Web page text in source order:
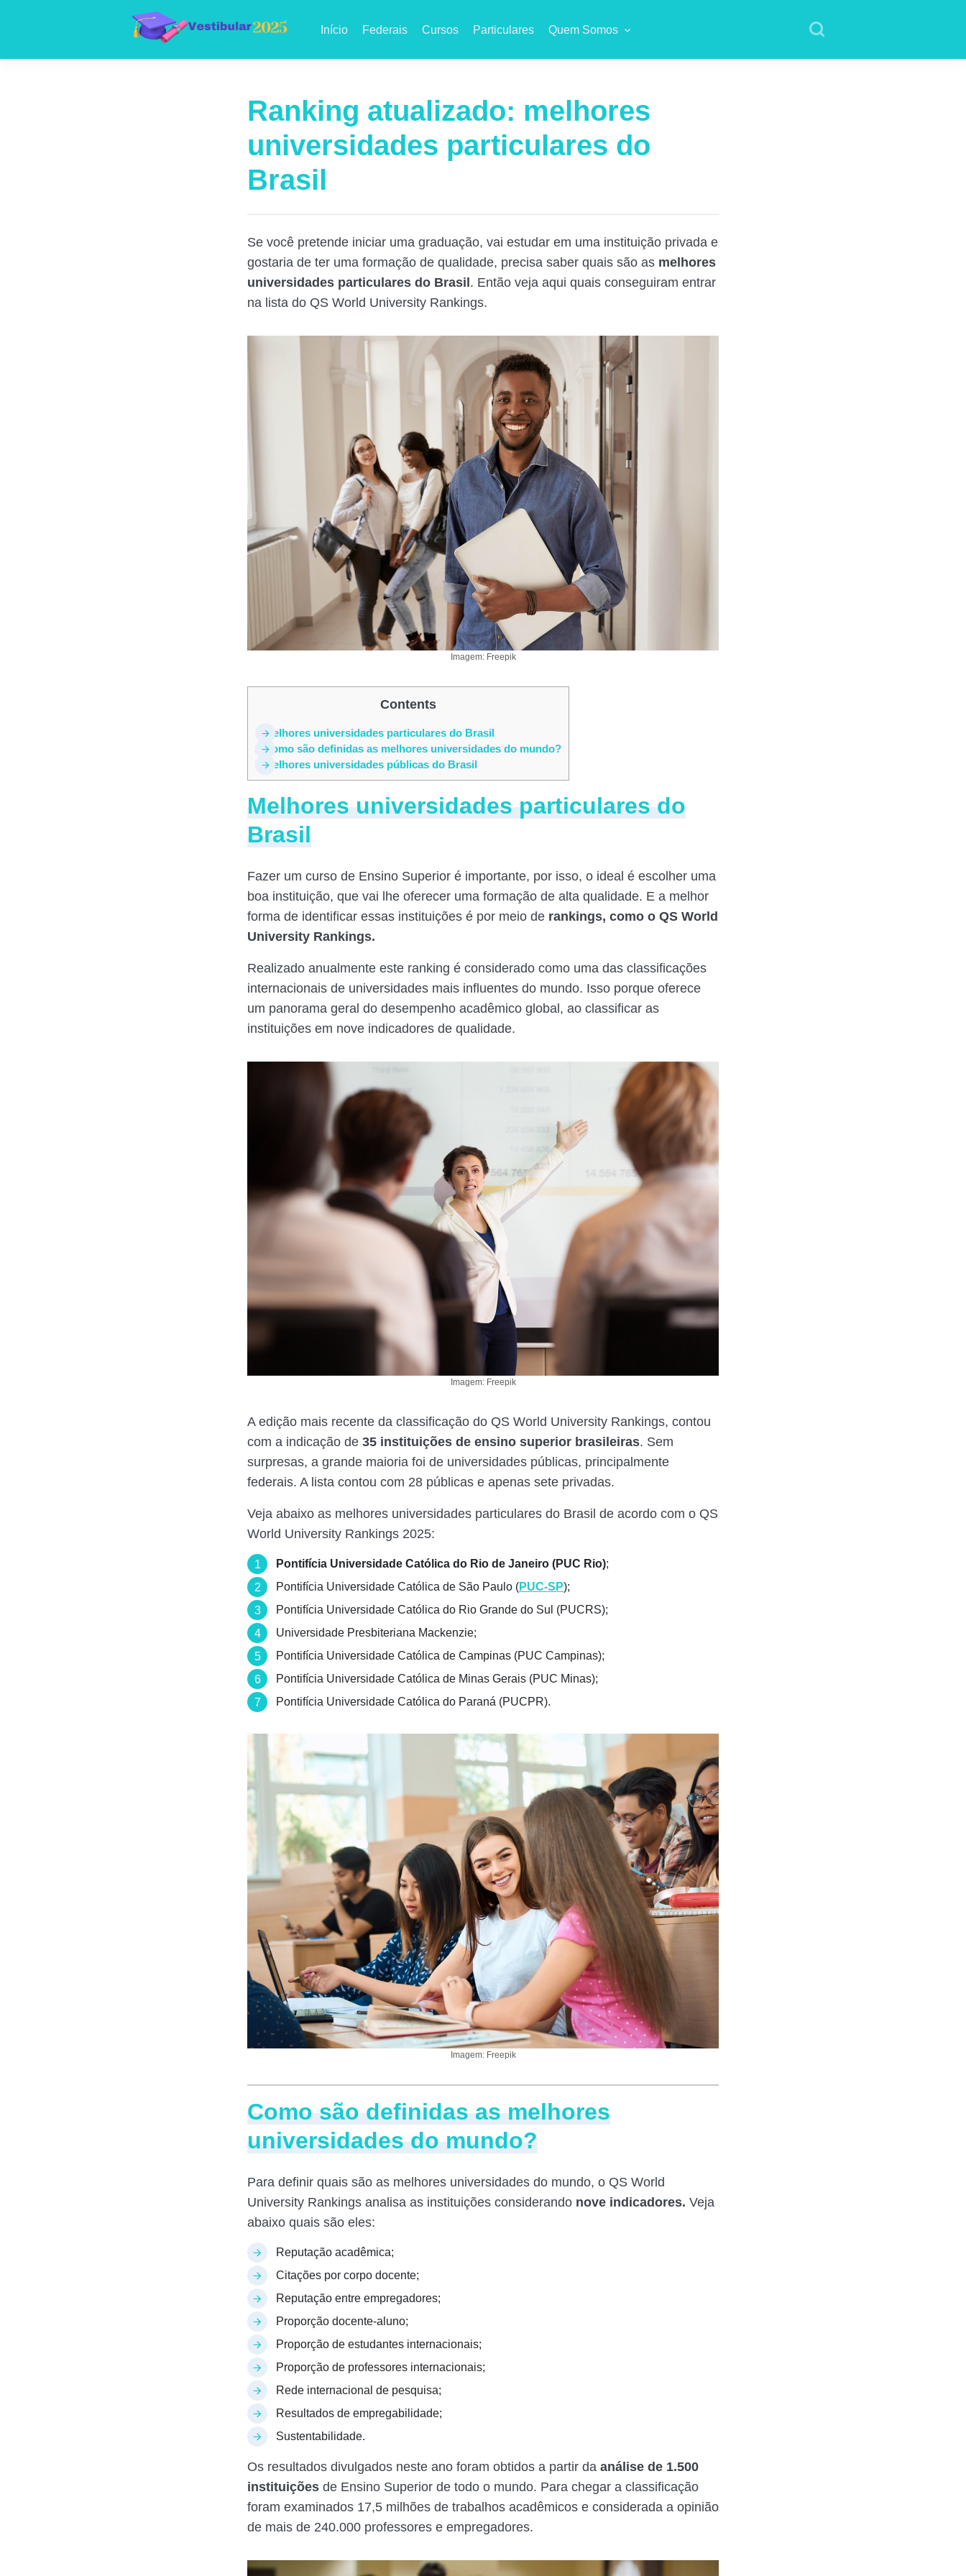
Início Federais Cursos Particulares Quem Somos
Ranking atualizado: melhores
universidades particulares do
Brasil
Se você pretende iniciar uma graduação, vai estudar em uma instituição privada e
gostaria de ter uma formação de qualidade, precisa saber quais são as melhores
universidades particulares do Brasil . Então veja aqui quais conseguiram entrar
na lista do QS World University Rankings.
Imagem: Freepik
Contents
Melhores universidades particulares do Brasil
2 Como são definidas as melhores universidades do mundo?
3 Melhores universidades públicas do Brasil
Melhores universidades particulares do
Brasil
Fazer um curso de Ensino Superior é importante, por isso, o ideal é escolher uma
boa instituição, que vai lhe oferecer uma formação de alta qualidade. E a melhor
forma de identificar essas instituições é por meio de rankings, como o QS World
University Rankings.
Realizado anualmente este ranking é considerado como uma das classificações
internacionais de universidades mais influentes do mundo. Isso porque oferece
um panorama geral do desempenho acadêmico global, ao classificar as
instituições em nove indicadores de qualidade.
Imagem: Freepik
A edição mais recente da classificação do QS World University Rankings, contou
com a indicação de 35 instituições de ensino superior brasileiras. Sem
surpresas, a grande maioria foi de universidades públicas, principalmente
federais. A lista contou com 28 públicas e apenas sete privadas.
Veja abaixo as melhores universidades particulares do Brasil de acordo com o QS
World University Rankings 2025:
Pontifícia Universidade Católica do Rio de Janeiro (PUC Rio);
Pontifícia Universidade Católica de São Paulo (PUC-SP);
Pontifícia Universidade Católica do Rio Grande do Sul (PUCRS);
Universidade Presbiteriana Mackenzie;
Pontifícia Universidade Católica de Campinas (PUC Campinas);
Pontifícia Universidade Católica de Minas Gerais (PUC Minas);
Pontifícia Universidade Católica do Paraná (PUCPR).
Imagem: Freepik
Como são definidas as melhores
universidades do mundo?
Para definir quais são as melhores universidades do mundo, o QS World
University Rankings analisa as instituições considerando nove indicadores. Veja
abaixo quais são eles:
Reputação acadêmica;
Citações por corpo docente;
Reputação entre empregadores;
Proporção docente-aluno;
Proporção de estudantes internacionais;
Proporção de professores internacionais;
Rede internacional de pesquisa;
Resultados de empregabilidade;
Sustentabilidade.
Os resultados divulgados neste ano foram obtidos a partir da análise de 1.500
instituições de Ensino Superior de todo o mundo. Para chegar a classificação
foram examinados 17,5 milhões de trabalhos acadêmicos e considerada a opinião
de mais de 240.000 professores e empregadores.